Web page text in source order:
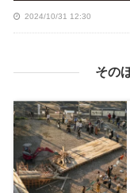
2024/10/31 12:30
その